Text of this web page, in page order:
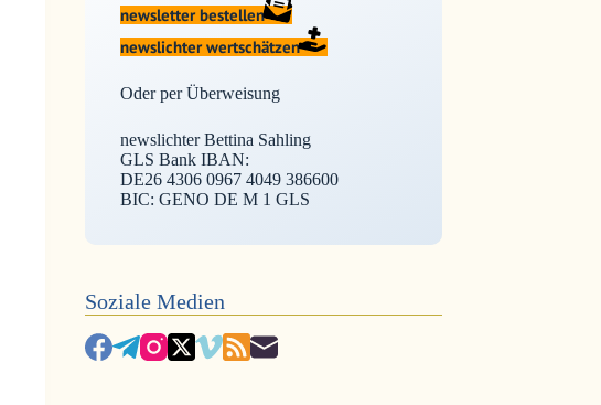
newsletter bestellen
newslichter wertschätzen
Oder per Überweisung
newslichter Bettina Sahling
GLS Bank IBAN:
DE26 4306 0967 4049 386600
BIC: GENO DE M 1 GLS
Soziale Medien